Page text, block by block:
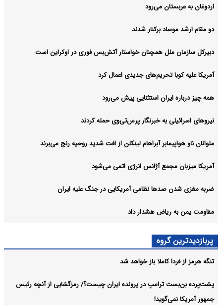
اردوغان به عربستان می‌رود
دو مقام ارشد موساد برکنار شدند
دبیرکل سازمان ملل همچنان خواستار آتش‌بس فوری در اوکراین است
آمریکا علیه کوبا تحریم‌های جدیدی اعمال کرد
همه چیز درباره ایران استثنایی پیش می‌رود
نیروهای اسرائیلی به خبرنگار پرس‌تی‌وی حمله کردند
ملوانان ناو هواپیمابر آبراهام لینکلن از افت شدید روحیه رنج می‌برند
آمریکا میزبان مجمع آژانس انرژی اتمی می‌شود
ضربه مغزی شدن صدها نظامی آمریکایی در جنگ علیه ایران
مقاومت یمن به ریاض هشدار داد
پربازدیدترین گروه
تنگه هرمز از فردا کاملا باز خواهد شد
پشت‌پرده بن‌بست ترامپ در پرونده ایران چیست؟/ رمزگشایی از آنچه رئیس
جمهور آمریکا نمی‌گوید!